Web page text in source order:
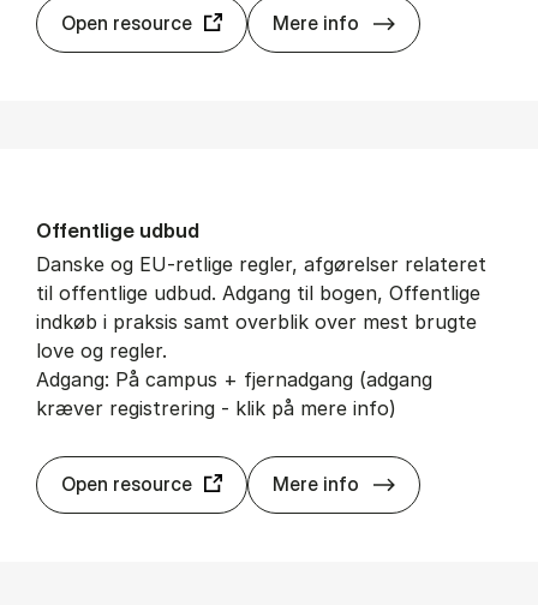
Open resource Mere info Kluwer
Of­fent­li­ge ud­bud
Danske og EU-retlige regler, afgørelser relateret
til offentlige udbud. Adgang til bogen, Offentlige
indkøb i praksis samt overblik over mest brugte
love og regler.
Adgang: På campus + fjernadgang (adgang
kræver registrering - klik på mere info)
Open resource Mere info Of­fent­li­ge